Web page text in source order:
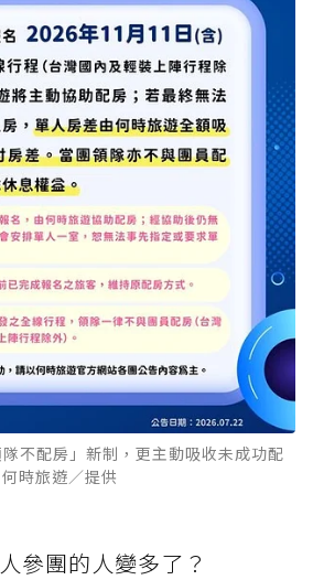
不配房」新制，更主動吸收未成功配
時旅遊／提供
參團的人變多了？